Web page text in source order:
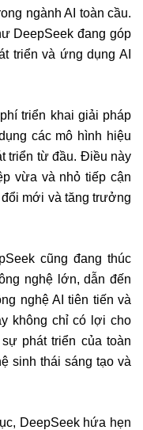
ngành AI toàn cầu.
DeepSeek đang góp
triển và ứng dụng AI
triển khai giải pháp
các mô hình hiệu
triển từ đầu. Điều này
vừa và nhỏ tiếp cận
mới và tăng trưởng
cũng đang thúc
nghệ lớn, dẫn đến
nghệ AI tiên tiến và
không chỉ có lợi cho
phát triển của toàn
sinh thái sáng tạo và
DeepSeek hứa hẹn